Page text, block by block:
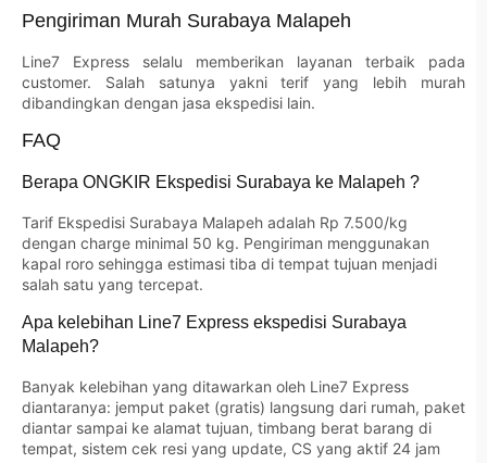
Pengiriman Murah Surabaya Malapeh
Line7 Express selalu memberikan layanan terbaik pada
customer. Salah satunya yakni terif yang lebih murah
dibandingkan dengan jasa ekspedisi lain.
FAQ
Berapa ONGKIR Ekspedisi Surabaya ke Malapeh ?
Tarif Ekspedisi Surabaya Malapeh adalah Rp 7.500/kg
dengan charge minimal 50 kg. Pengiriman menggunakan
kapal roro sehingga estimasi tiba di tempat tujuan menjadi
salah satu yang tercepat.
Apa kelebihan Line7 Express ekspedisi Surabaya
Malapeh?
Banyak kelebihan yang ditawarkan oleh Line7 Express
diantaranya: jemput paket (gratis) langsung dari rumah, paket
diantar sampai ke alamat tujuan, timbang berat barang di
tempat, sistem cek resi yang update, CS yang aktif 24 jam